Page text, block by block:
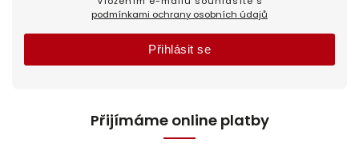
podmínkami ochrany osobních údajů
Přihlásit se
Přijímáme online platby